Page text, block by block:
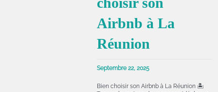
Airbnb à La
Réunion
Septembre 22, 2025
Bien choisir son Airbnb à La Réunion 🏝️